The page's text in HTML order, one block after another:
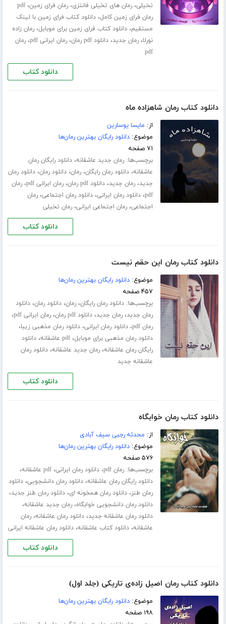
تخیلی،رمان های تخیلی فانتزی،رمان فرای زمین،pdf
رمان فرای زمین کامل،دانلود کتاب فرای زمین با لینک
مستقیم،دانلود کتاب فرای زمین برای موبایل،رمان زاده
نورلا،رمان جدید،دانلود pdf رمان ،رمان ایرانی pdf ،رمان
pdf
دانلود کتاب
دانلود کتاب رمان شاهزاده ماه
از: مایسا یوسارین
موضوع:دانلود رایگان بهترین رمان‌ها
۷۱ صفحه
برچسب‌ها:رمان جدید عاشقانه،دانلود رایگان رمان
عاشقانه،دانلود رمان رایگان،رمان،دانلود رمان،دانلود رمان
جدید،رمان جدید،دانلود pdf رمان ،رمان ایرانی pdf ،رمان
pdf،دانلود رمان ایرانی،دانلود رمان اجتماعی،رمان
اجتماعی،رمان اجتماعی ایرانی،رمان تخیلی
دانلود کتاب
دانلود کتاب رمان این حقم نیست
موضوع:دانلود رایگان بهترین رمان‌ها
۴۵۷ صفحه
برچسب‌ها:دانلود رمان رایگان،رمان،دانلود رمان،دانلود
رمان جدید،رمان جدید،دانلود pdf رمان ،رمان ایرانی pdf ،
رمان pdf ،دانلود رمان ایرانی،دانلود رمان مذهبی زیبا،
دانلود رمان مذهبی برای موبایل،pdf عاشقانه ،دانلود
رایگان رمان عاشقانه،رمان جدید عاشقانه،دانلود رمان
عاشقانه جدید
دانلود کتاب
دانلود کتاب رمان خوابگاه
از: محدثه رجبی سیف آبادی
موضوع:دانلود رایگان بهترین رمان‌ها
۵۷۶ صفحه
برچسب‌ها:رمان pdf ،دانلود رمان ایرانی،pdf عاشقانه ،
دانلود رایگان رمان عاشقانه،دانلود رمان دانشجویی،دانلود
رمان طنز،دانلود رمان همخونه ای،دانلود رمان طنز جدید،
دانلود رمان دانشجویی خوابگاه،رمان جدید عاشقانه،
دانلود رمان عاشقانه جدید،دانلود رمان عاشقانه،رمان
عاشقانه،دانلود کتاب عاشقانه،دانلود رمان عاشقانه ایرانی
دانلود کتاب
دانلود کتاب رمان اصیل زاده‌ی تاریکی (جلد اول)
موضوع:دانلود رایگان بهترین رمان‌ها
۱۹۸ صفحه